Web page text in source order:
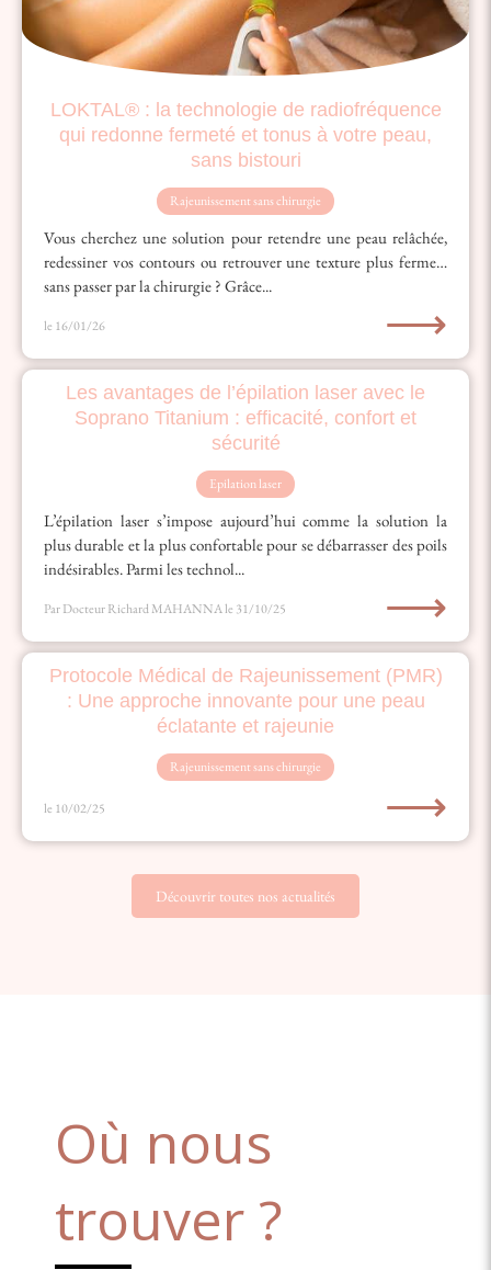
LOKTAL® : la technologie de radiofréquence
qui redonne fermeté et tonus à votre peau,
sans bistouri
Rajeunissement sans chirurgie
Vous cherchez une solution pour retendre une peau relâchée,
redessiner vos contours ou retrouver une texture plus ferme…
sans passer par la chirurgie ? Grâce...
le 16/01/26 ⟶
Les avantages de l’épilation laser avec le
Soprano Titanium : efficacité, confort et
sécurité
Epilation laser
L’épilation laser s’impose aujourd’hui comme la solution la
plus durable et la plus confortable pour se débarrasser des poils
indésirables. Parmi les technol...
Par Docteur Richard MAHANNAle 31/10/25 ⟶
Protocole Médical de Rajeunissement (PMR)
: Une approche innovante pour une peau
éclatante et rajeunie
Rajeunissement sans chirurgie
le 10/02/25 ⟶
Découvrir toutes nos actualités
Où nous
trouver ?